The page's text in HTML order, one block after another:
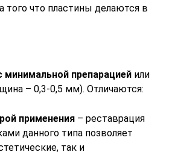
того что пластины делаются в
минимальной препарацией или
– 0,3-0,5 мм). Отличаются:
применения – реставрация
данного типа позволяет
так и